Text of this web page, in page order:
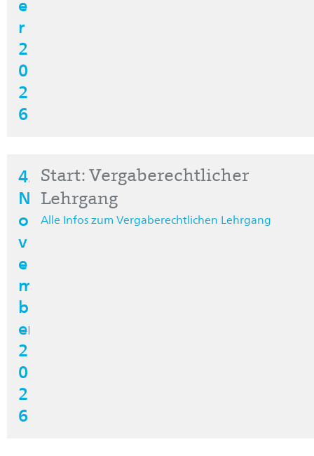
e
r
2
0
2
6
4.
N
o
v
e
m
b
er
2
0
2
6
Start: Vergaberechtlicher
Lehrgang
Alle Infos zum Vergaberechtlichen Lehrgang